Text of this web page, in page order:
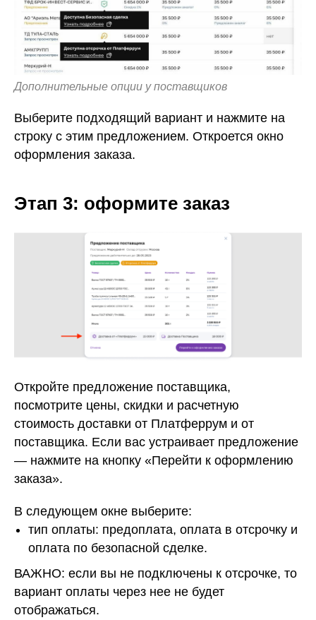
Дополнительные опции у поставщиков
Выберите подходящий вариант и нажмите на
строку с этим предложением. Откроется окно
оформления заказа.
Этап 3: оформите заказ
Откройте предложение поставщика,
посмотрите цены, скидки и расчетную
стоимость доставки от Платферрум и от
поставщика. Если вас устраивает предложение
— нажмите на кнопку «Перейти к оформлению
заказа».
В следующем окне выберите:
тип оплаты: предоплата, оплата в отсрочку и
оплата по безопасной сделке.
ВАЖНО: если вы не подключены к отсрочке, то
вариант оплаты через нее не будет
отображаться.